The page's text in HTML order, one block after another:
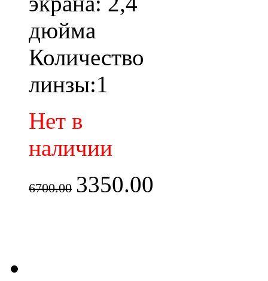
дюйма
Количество
линзы:1
Нет в
наличии
6700.00 3350.00